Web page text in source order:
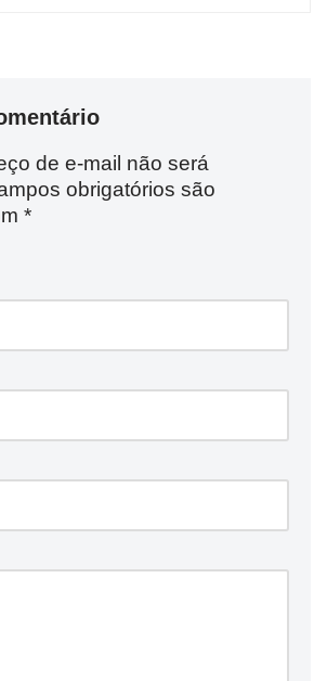
de e-mail não será
obrigatórios são
*